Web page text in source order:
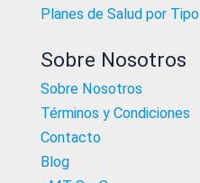
Planes de Salud por Tipo
Sobre Nosotros
Sobre Nosotros
Términos y Condiciones
Contacto
Blog